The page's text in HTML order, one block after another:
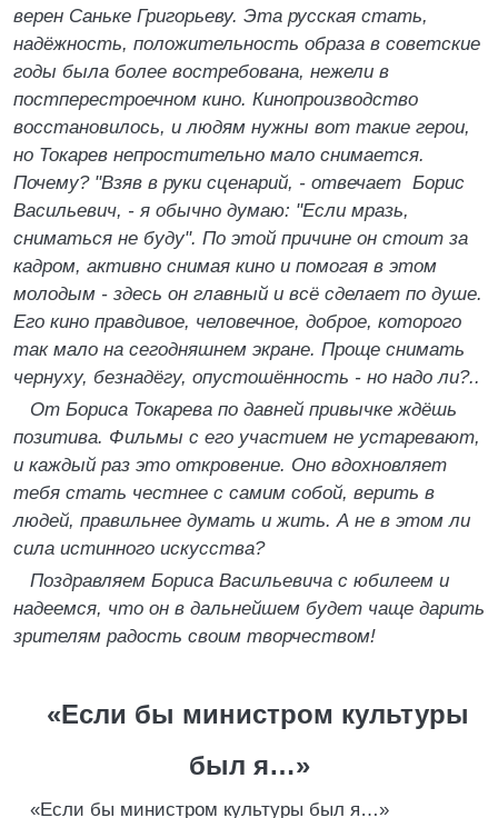
верен Саньке Григорьеву. Эта русская стать,
надёжность, положительность образа в советские
годы была более востребована, нежели в
постперестроечном кино. Кинопроизводство
восстановилось, и людям нужны вот такие герои,
но Токарев непростительно мало снимается.
Почему? "Взяв в руки сценарий, - отвечает Борис
Васильевич, - я обычно думаю: "Если мразь,
сниматься не буду". По этой причине он стоит за
кадром, активно снимая кино и помогая в этом
молодым - здесь он главный и всё сделает по душе.
Его кино правдивое, человечное, доброе, которого
так мало на сегодняшнем экране. Проще снимать
чернуху, безнадёгу, опустошённость - но надо ли?..
От Бориса Токарева по давней привычке ждёшь
позитива. Фильмы с его участием не устаревают,
и каждый раз это откровение. Оно вдохновляет
тебя стать честнее с самим собой, верить в
людей, правильнее думать и жить. А не в этом ли
сила истинного искусства?
Поздравляем Бориса Васильевича с юбилеем и
надеемся, что он в дальнейшем будет чаще дарить
зрителям радость своим творчеством!
«Если бы министром культуры
был я…»
«Если бы министром культуры был я…»